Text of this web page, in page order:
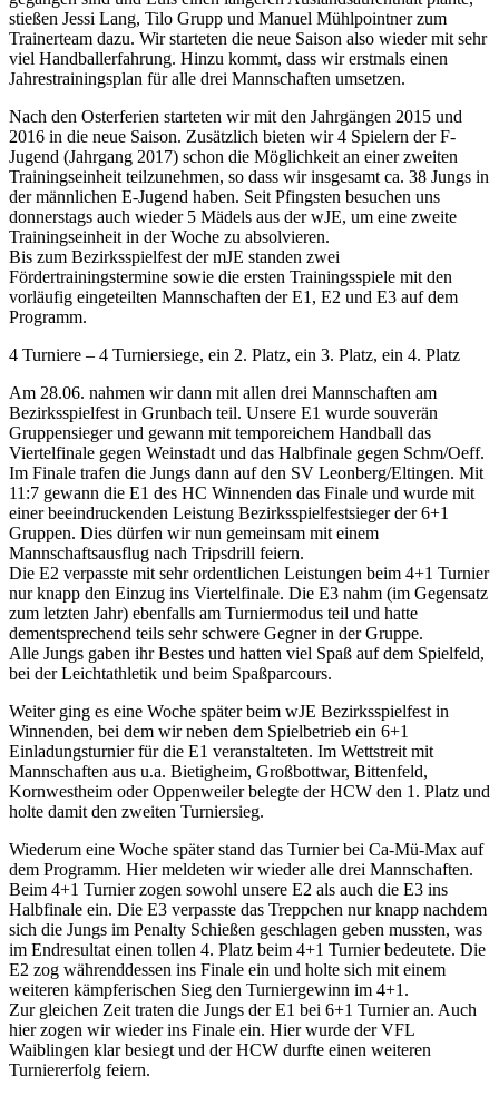
stießen Jessi Lang, Tilo Grupp und Manuel Mühlpointner zum
Trainerteam dazu. Wir starteten die neue Saison also wieder mit sehr
viel Handballerfahrung. Hinzu kommt, dass wir erstmals einen
Jahrestrainingsplan für alle drei Mannschaften umsetzen.
Nach den Osterferien starteten wir mit den Jahrgängen 2015 und
2016 in die neue Saison. Zusätzlich bieten wir 4 Spielern der F-
Jugend (Jahrgang 2017) schon die Möglichkeit an einer zweiten
Trainingseinheit teilzunehmen, so dass wir insgesamt ca. 38 Jungs in
der männlichen E-Jugend haben. Seit Pfingsten besuchen uns
donnerstags auch wieder 5 Mädels aus der wJE, um eine zweite
Trainingseinheit in der Woche zu absolvieren.
Bis zum Bezirksspielfest der mJE standen zwei
Fördertrainingstermine sowie die ersten Trainingsspiele mit den
vorläufig eingeteilten Mannschaften der E1, E2 und E3 auf dem
Programm.
4 Turniere – 4 Turniersiege, ein 2. Platz, ein 3. Platz, ein 4. Platz
Am 28.06. nahmen wir dann mit allen drei Mannschaften am
Bezirksspielfest in Grunbach teil. Unsere E1 wurde souverän
Gruppensieger und gewann mit temporeichem Handball das
Viertelfinale gegen Weinstadt und das Halbfinale gegen Schm/Oeff.
Im Finale trafen die Jungs dann auf den SV Leonberg/Eltingen. Mit
11:7 gewann die E1 des HC Winnenden das Finale und wurde mit
einer beeindruckenden Leistung Bezirksspielfestsieger der 6+1
Gruppen. Dies dürfen wir nun gemeinsam mit einem
Mannschaftsausflug nach Tripsdrill feiern.
Die E2 verpasste mit sehr ordentlichen Leistungen beim 4+1 Turnier
nur knapp den Einzug ins Viertelfinale. Die E3 nahm (im Gegensatz
zum letzten Jahr) ebenfalls am Turniermodus teil und hatte
dementsprechend teils sehr schwere Gegner in der Gruppe.
Alle Jungs gaben ihr Bestes und hatten viel Spaß auf dem Spielfeld,
bei der Leichtathletik und beim Spaßparcours.
Weiter ging es eine Woche später beim wJE Bezirksspielfest in
Winnenden, bei dem wir neben dem Spielbetrieb ein 6+1
Einladungsturnier für die E1 veranstalteten. Im Wettstreit mit
Mannschaften aus u.a. Bietigheim, Großbottwar, Bittenfeld,
Kornwestheim oder Oppenweiler belegte der HCW den 1. Platz und
holte damit den zweiten Turniersieg.
Wiederum eine Woche später stand das Turnier bei Ca-Mü-Max auf
dem Programm. Hier meldeten wir wieder alle drei Mannschaften.
Beim 4+1 Turnier zogen sowohl unsere E2 als auch die E3 ins
Halbfinale ein. Die E3 verpasste das Treppchen nur knapp nachdem
sich die Jungs im Penalty Schießen geschlagen geben mussten, was
im Endresultat einen tollen 4. Platz beim 4+1 Turnier bedeutete. Die
E2 zog währenddessen ins Finale ein und holte sich mit einem
weiteren kämpferischen Sieg den Turniergewinn im 4+1.
Zur gleichen Zeit traten die Jungs der E1 bei 6+1 Turnier an. Auch
hier zogen wir wieder ins Finale ein. Hier wurde der VFL
Waiblingen klar besiegt und der HCW durfte einen weiteren
Turniererfolg feiern.